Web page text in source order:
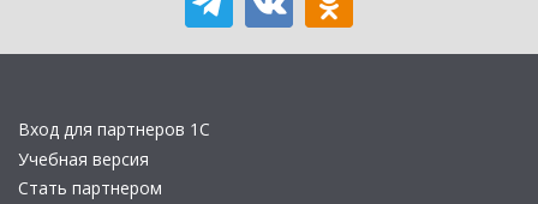
Вход для партнеров 1С
Учебная версия
Стать партнером